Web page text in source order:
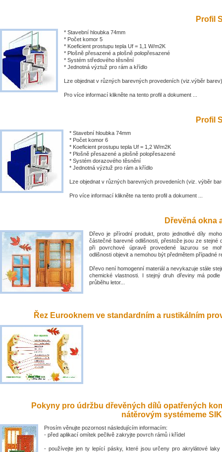
Profil
* Stavební hloubka 74mm
* Počet komor 5
* Koeficient prostupu tepla Uf = 1,1 W/m2K
* Plošně přesazené a plošně polopřesazené
* Systém středového těsnění
* Jednotná výztuž pro rám a křídlo
Lze objednat v různých barevných provedeních (viz.výběr barev)
Pro více informací klikněte na tento profil a dokument ...
Profil
* Stavební hloubka 74mm
* Počet komor 6
* Koeficient prostupu tepla Uf = 1,2 W/m2K
* Plošně přesazené a plošně polopřesazené
* Systém dorazového těsnění
* Jednotná výztuž pro rám a křídlo
Lze objednat v různých barevných provedeních (viz. výběr
Pro více informací klikněte na tento profil a dokument ...
Dřevěná okna
Dřevo je přírodní produkt, proto jednotlivé díly
částečné barevné odlišnosti, přestože jsou ze stejné
při povrchové úpravě provedené lazurou se
odlišnosti objevit a nemohou být předmětem případné
Dřevo není homogenní materiál a nevykazuje stále
chemické vlastnosti. I stejný druh dřeviny má
průběhu letor...
Řez Eurooknem ve standardním a rustikálním
Pokyny pro údržbu dřevěných dílů opatřených
nátěrovým systémeme
Prosím věnujte pozornost následujícím informacím:
- před aplikací omítek pečlivě zakryjte povrch rámů i křídel
- používejte jen ty lepící pásky, které jsou určeny pro akrylátové